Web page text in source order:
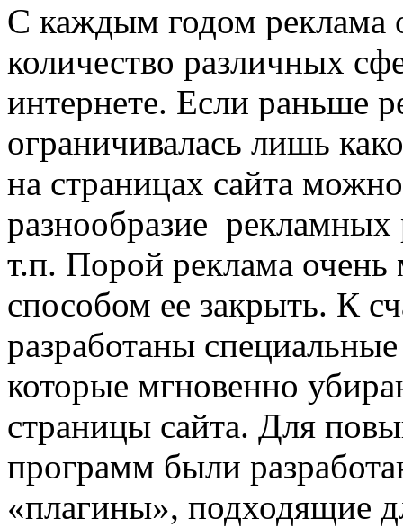
С каждым годом реклама
количество различных
интернете. Если раньше
ограничивалась лишь
на страницах сайта
разнообразие рекламных
т.п. Порой реклама
способом ее закрыть. К
разработаны
которые мгновенно
страницы сайта. Для
программ были
«плагины», подходящие